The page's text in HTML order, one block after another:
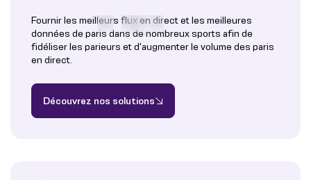
Fournir les meilleurs flux en direct et les meilleures
données de paris dans de nombreux sports afin de
fidéliser les parieurs et d'augmenter le volume des paris
en direct.
Découvrez nos solutions